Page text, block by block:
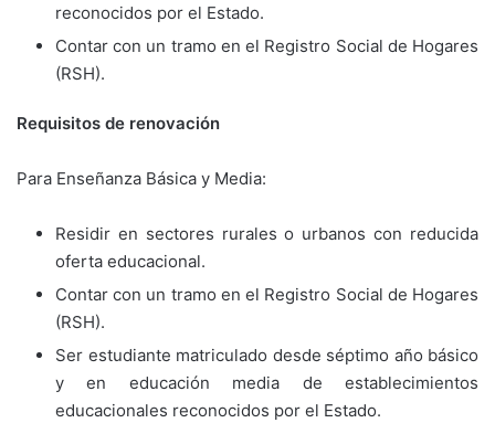
reconocidos por el Estado.
Contar con un tramo en el Registro Social de Hogares
(RSH).
Requisitos de renovación
Para Enseñanza Básica y Media:
Residir en sectores rurales o urbanos con reducida
oferta educacional.
Contar con un tramo en el Registro Social de Hogares
(RSH).
Ser estudiante matriculado desde séptimo año básico
y en educación media de establecimientos
educacionales reconocidos por el Estado.